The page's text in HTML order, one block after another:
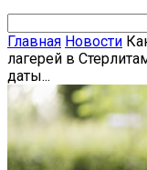
Главная Новости
лагерей в
даты...